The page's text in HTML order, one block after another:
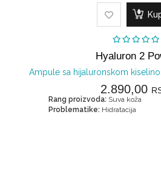
Hyaluron 2
Ampule sa hijaluronskom
2.890,00
Rang proizvoda: Suva koža
Problematike: Hidratacija